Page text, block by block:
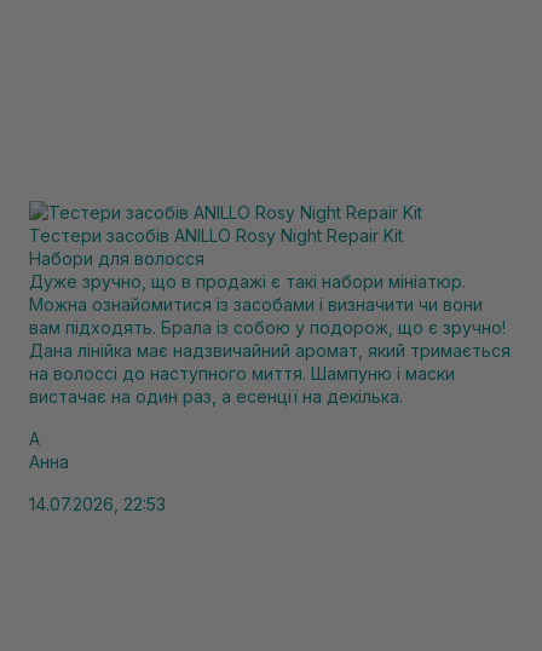
Тестери засобів ANILLO Rosy Night Repair Kit
Набори для волосся
Дуже зручно, що в продажі є такі набори мініатюр.
Можна ознайомитися із засобами і визначити чи вони
вам підходять. Брала із собою у подорож, що є зручно!
Дана лінійка має надзвичайний аромат, який тримається
на волоссі до наступного миття. Шампуню і маски
вистачає на один раз, а есенції на декілька.
А
Анна
14.07.2026, 22:53